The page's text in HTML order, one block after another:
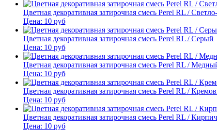
Цветная декоративная затирочная смесь Perel RL /
Цена: 10 руб
Цветная декоративная затирочная смесь Perel RL / Серый
Цена: 10 руб
Цветная декоративная затирочная смесь Perel RL /
Цена: 10 руб
Цветная декоративная затирочная смесь Perel RL /
Цена: 10 руб
Цветная декоративная затирочная смесь Perel RL /
Цена: 10 руб